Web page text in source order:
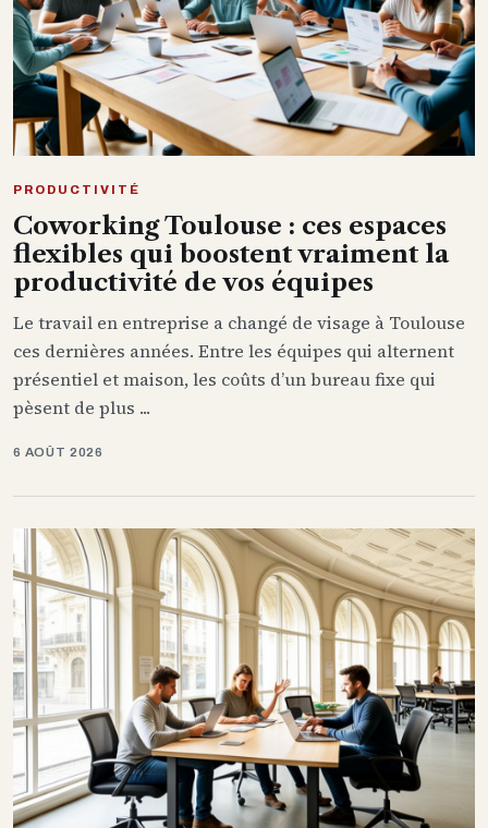
PRODUCTIVITÉ
Coworking Toulouse : ces espaces
flexibles qui boostent vraiment la
productivité de vos équipes
Le travail en entreprise a changé de visage à Toulouse
ces dernières années. Entre les équipes qui alternent
présentiel et maison, les coûts d’un bureau fixe qui
pèsent de plus ...
6 AOÛT 2026